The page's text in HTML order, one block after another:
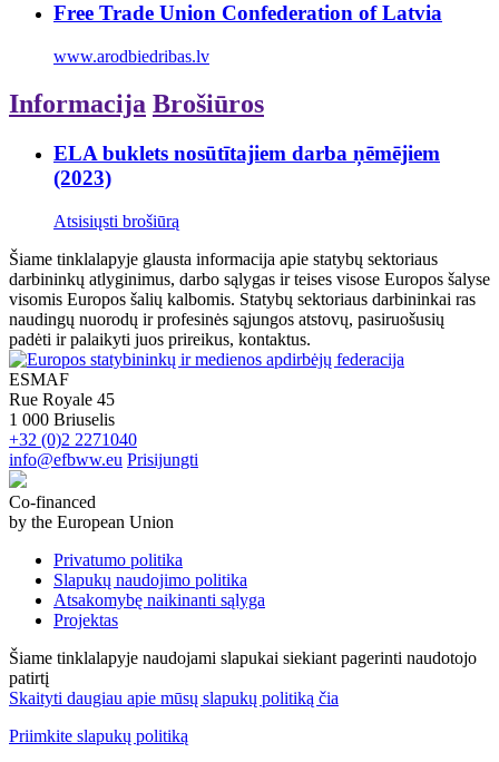
Free Trade Union Confederation of Latvia
www.arodbiedribas.lv
Informacija Brošiūros
ELA buklets nosūtītajiem darba ņēmējiem
(2023)
Atsisiųsti brošiūrą
Šiame tinklalapyje glausta informacija apie statybų sektoriaus
darbininkų atlyginimus, darbo sąlygas ir teises visose Europos šalyse
visomis Europos šalių kalbomis. Statybų sektoriaus darbininkai ras
naudingų nuorodų ir profesinės sąjungos atstovų, pasiruošusių
padėti ir palaikyti juos prireikus, kontaktus.
ESMAF
Rue Royale 45
1 000 Briuselis
+32 (0)2 2271040
info@efbww.eu Prisijungti
Co-financed
by the European Union
Privatumo politika
Slapukų naudojimo politika
Atsakomybę naikinanti sąlyga
Projektas
Šiame tinklalapyje naudojami slapukai siekiant pagerinti naudotojo
patirtį
Skaityti daugiau apie mūsų slapukų politiką čia
Priimkite slapukų politiką